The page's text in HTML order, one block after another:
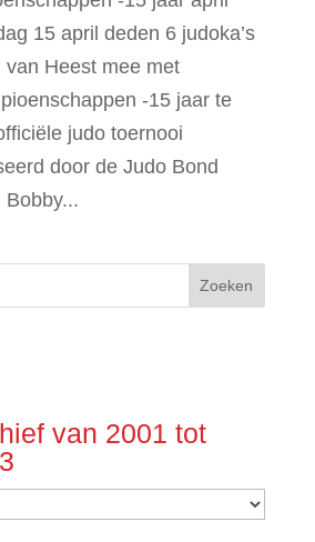
15 april deden 6 judoka’s
Heest mee met
-15 jaar te
judo toernooi
door de Judo Bond
Bobby...
van 2001 tot